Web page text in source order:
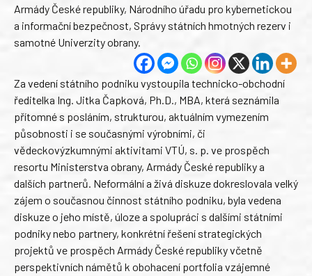
Armády České republiky, Národního úřadu pro kybernetickou
a informační bezpečnost, Správy státních hmotných rezerv i
samotné Univerzity obrany.
Za vedení státního podniku vystoupila technicko-obchodní
ředitelka Ing. Jitka Čapková, Ph.D., MBA, která seznámila
přítomné s posláním, strukturou, aktuálním vymezením
působnosti i se současnými výrobními, či
vědeckovýzkumnými aktivitami VTÚ, s. p. ve prospěch
resortu Ministerstva obrany, Armády České republiky a
dalších partnerů. Neformální a živá diskuze dokreslovala velký
zájem o současnou činnost státního podniku, byla vedena
diskuze o jeho místě, úloze a spolupráci s dalšími státními
podniky nebo partnery, konkrétní řešení strategických
projektů ve prospěch Armády České republiky včetně
perspektivních námětů k obohacení portfolia vzájemné